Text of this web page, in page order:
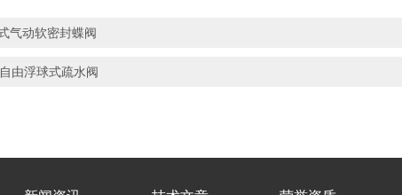
气动软密封蝶阀
由浮球式疏水阀